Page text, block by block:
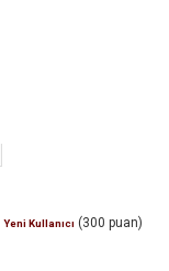
Yeni Kullanıcı (300 puan)